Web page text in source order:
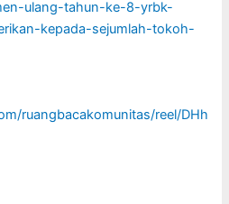
ulang-tahun-ke-8-yrbk-
kepada-sejumlah-tokoh-
ruangbacakomunitas/reel/DHh